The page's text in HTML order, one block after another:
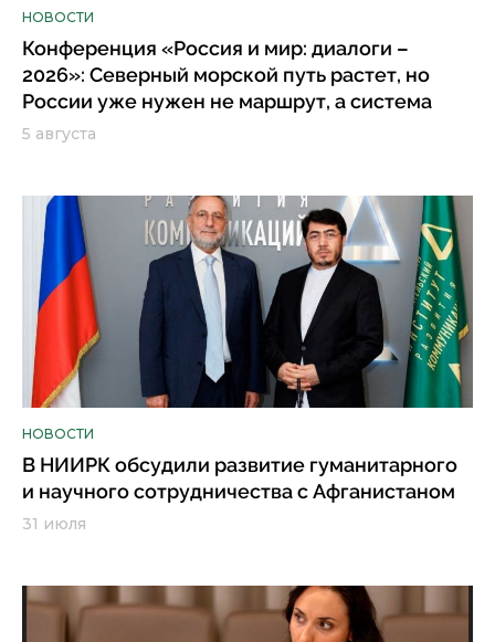
НОВОСТИ
Конференция «Россия и мир: диалоги –
2026»: Северный морской путь растет, но
России уже нужен не маршрут, а система
5 августа
НОВОСТИ
В НИИРК обсудили развитие гуманитарного
и научного сотрудничества с Афганистаном
31 июля